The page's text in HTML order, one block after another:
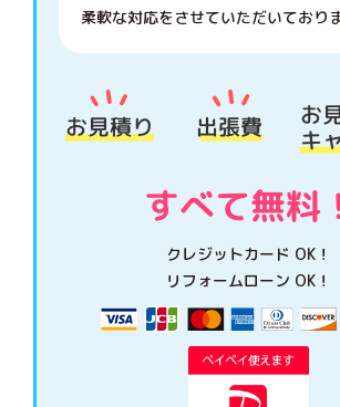
柔軟な対応をさせていただいておりま
クレジットカード OK！
リフォームローン OK！